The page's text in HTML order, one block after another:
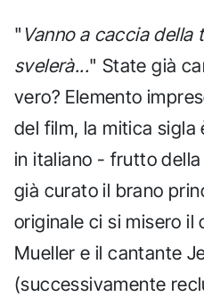
" Vanno a caccia
svelerà..." State già
vero? Elemento
del film, la mitica sigla
in italiano - frutto
già curato il brano
originale ci si misero il
Mueller e il cantante
(successivamente